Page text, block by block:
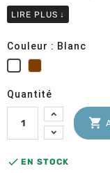
LIRE PLUS ↓
Couleur : Blanc
BlancMarron
Quantité

 EN STOCK